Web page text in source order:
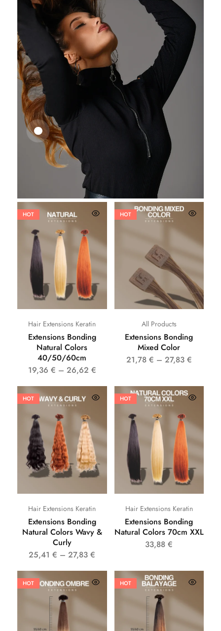
25,41 27,83
HOT
Hair Extensions Keratin
Extensions Bonding
Natural Colors
40/50/60cm
19,36 € – 26,62 €
HOT
All Products
Extensions Bonding
Mixed Color
21,78 € – 27,83 €
HOT
Hair Extensions Keratin
Extensions Bonding
Natural Colors Wavy &
Curly
25,41€ –27,83€
HOT
Hair Extensions Keratin
Extensions Bonding
Natural Colors 70cm XXL
33,88€
HOT HOT